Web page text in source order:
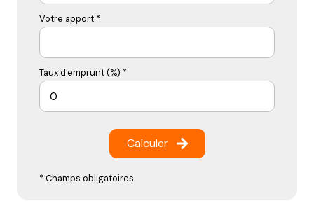
Votre apport *
Taux d'emprunt (%) *
Calculer
* Champs obligatoires